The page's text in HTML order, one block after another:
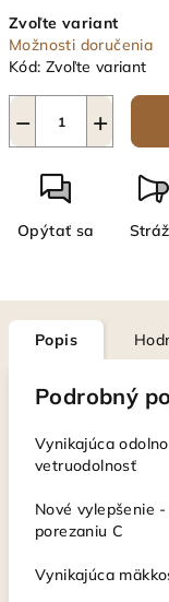
cena:
Zvoľte variant
Možnosti doručenia
Kód: Zvoľte variant
+
−
Opýtať sa
Popis
Podrobný
Vynikajúca
vetruodolnosť
Nové vylepšenie
porezaniu C
Vynikajúca